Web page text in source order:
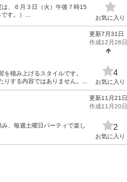
、６月３日（火）午後７時15
す。）...
お気に入り
積み上げるスタイルです。
する内容ではありません。...
更新7月31日
作成12月26日
4
お気に入り
、毎週土曜日パーティで楽し
更新11月21日
作成11月20日
2
お気に入り